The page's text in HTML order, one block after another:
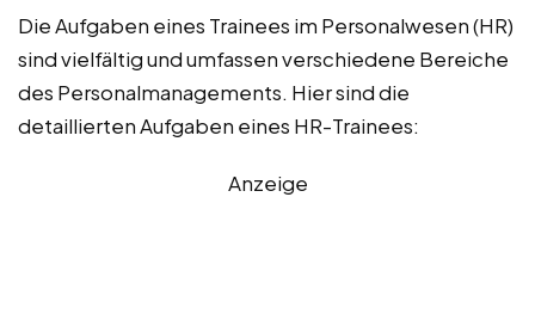
Die Aufgaben eines Trainees im Personalwesen (HR)
sind vielfältig und umfassen verschiedene Bereiche
des Personalmanagements. Hier sind die
detaillierten Aufgaben eines HR-Trainees:
Anzeige